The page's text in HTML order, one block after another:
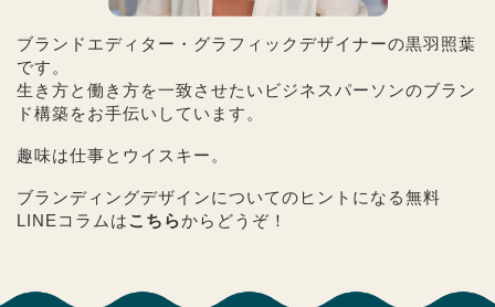
ブランドエディター・グラフィックデザイナーの黒羽照葉
です。
生き方と働き方を一致させたいビジネスパーソンのブラン
ド構築をお手伝いしています。
趣味は仕事とウイスキー。
ブランディングデザインについてのヒントになる無料
LINEコラムはこちらからどうぞ！